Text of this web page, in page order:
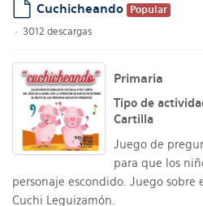
default
Cuchicheando
Popular
3012 descargas
Primaria
Tipo de
Cartilla
Juego de
para que los
personaje escondido. Juego sobre
Cuchi Leguizamón.